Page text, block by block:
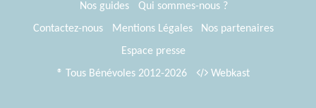
Nos guides
Qui sommes-nous ?
Contactez-nous
Mentions Légales
Nos partenaires
Espace presse
® Tous Bénévoles 2012-2026
Webkast